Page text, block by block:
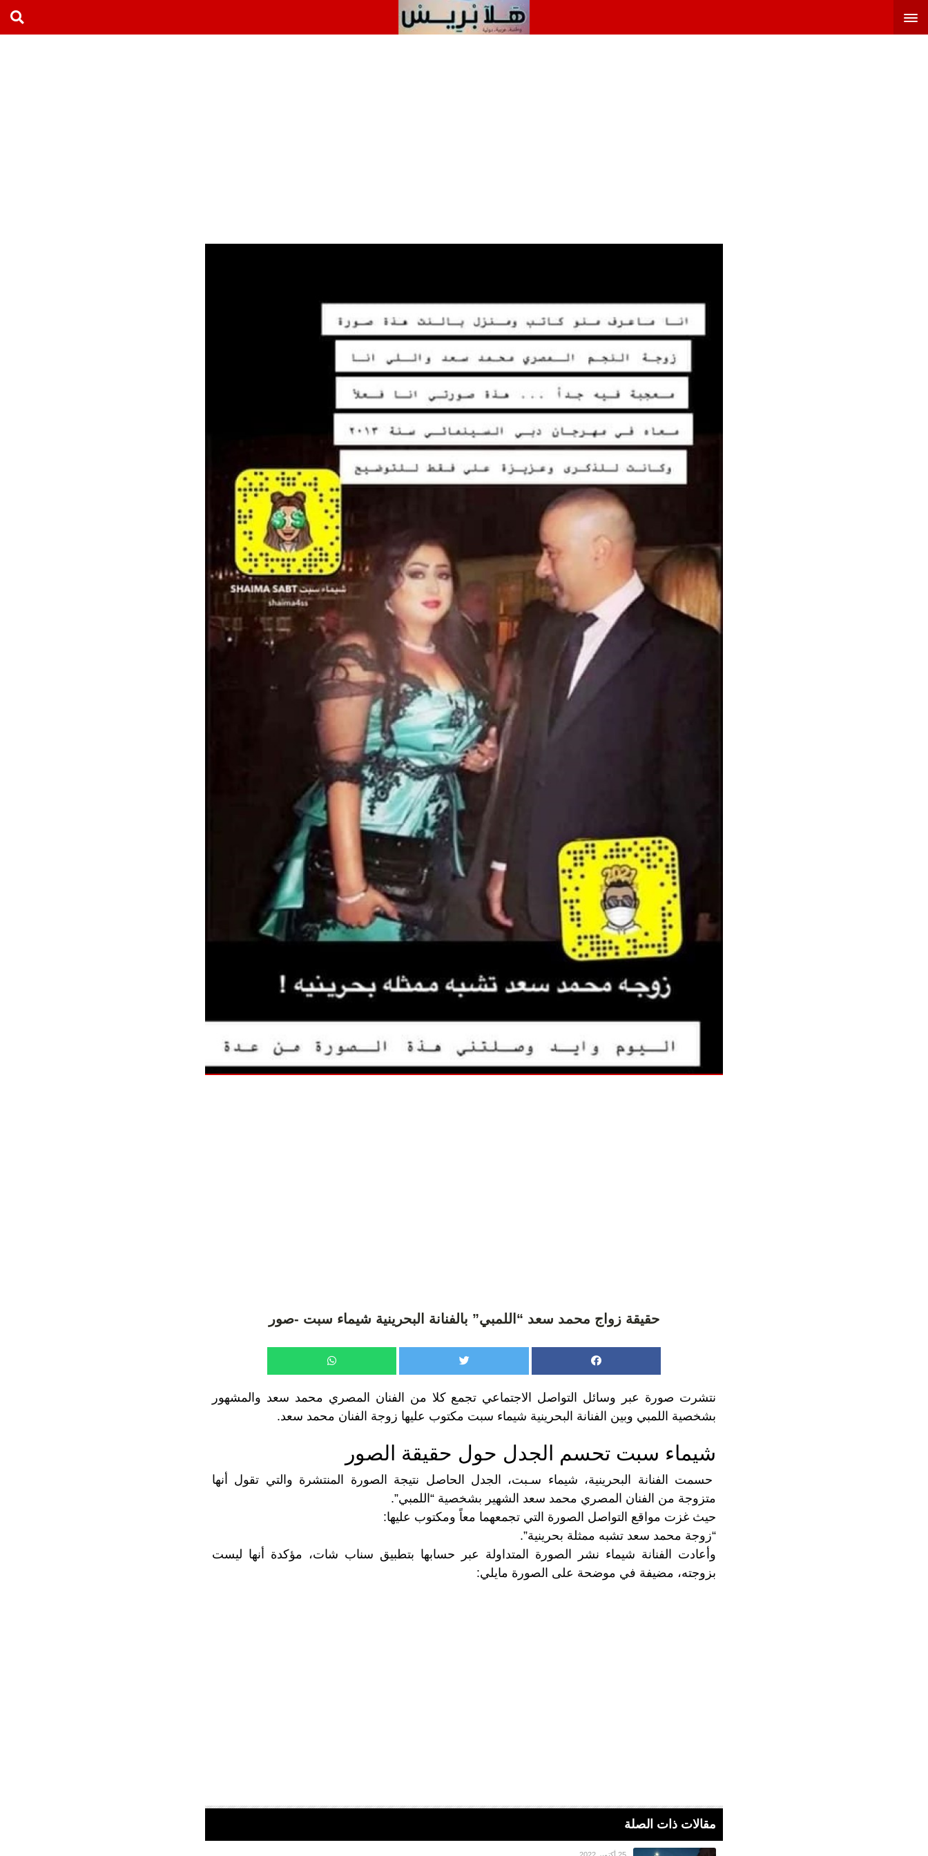
حقيقة زواج محمد سعد “اللمبي” بالفنانة البحرينية شيماء سبت -صور
نتشرت صورة عبر وسائل التواصل الاجتماعي تجمع كلا من الفنان المصري محمد سعد والمشهور
بشخصية اللمبي وبين الفنانة البحرينية شيماء سبت مكتوب عليها زوجة الفنان محمد سعد.
شيماء سبت تحسم الجدل حول حقيقة الصور
حسمت الفنانة البحرينية، شيماء سـبت، الجدل الحاصل نتيجة الصورة المنتشرة والتي تقول أنها
متزوجة من الفنان المصري محمد سعد الشهير بشخصية “اللمبي”.
حيث غزت مواقع التواصل الصورة التي تجمعهما معاً ومكتوب عليها:
“زوجة محمد سعد تشبه ممثلة بحرينية”.
وأعادت الفنانة شيماء نشر الصورة المتداولة عبر حسابها بتطبيق سناب شات، مؤكدة أنها ليست
بزوجته، مضيفة في موضحة على الصورة مايلي:
مقالات ذات الصلة